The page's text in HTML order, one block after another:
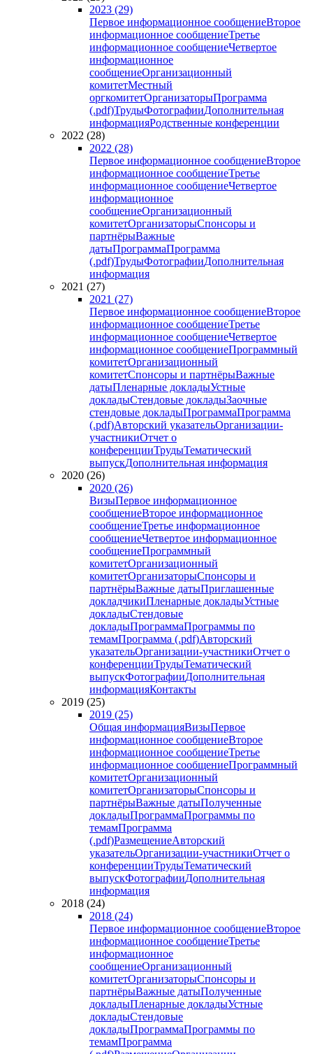
2023 (29)
Первое информационное сообщениеВторое
информационное сообщениеТретье
информационное сообщениеЧетвертое
информационное
сообщениеОрганизационный
комитетМестный
оргкомитетОрганизаторыПрограмма
(.pdf)ТрудыФотографииДополнительная
информацияРодственные конференции
2022 (28)
2022 (28)
Первое информационное сообщениеВторое
информационное сообщениеТретье
информационное сообщениеЧетвертое
информационное
сообщениеОрганизационный
комитетОрганизаторыСпонсоры и
партнёрыВажные
датыПрограммаПрограмма
(.pdf)ТрудыФотографииДополнительная
информация
2021 (27)
2021 (27)
Первое информационное сообщениеВторое
информационное сообщениеТретье
информационное сообщениеЧетвертое
информационное сообщениеПрограммный
комитетОрганизационный
комитетСпонсоры и партнёрыВажные
датыПленарные докладыУстные
докладыСтендовые докладыЗаочные
стендовые докладыПрограммаПрограмма
(.pdf)Авторский указательОрганизации-
участникиОтчет о
конференцииТрудыТематический
выпускДополнительная информация
2020 (26)
2020 (26)
ВизыПервое информационное
сообщениеВторое информационное
сообщениеТретье информационное
сообщениеЧетвертое информационное
сообщениеПрограммный
комитетОрганизационный
комитетОрганизаторыСпонсоры и
партнёрыВажные датыПриглашенные
докладчикиПленарные докладыУстные
докладыСтендовые
докладыПрограммаПрограммы по
темамПрограмма (.pdf)Авторский
указательОрганизации-участникиОтчет о
конференцииТрудыТематический
выпускФотографииДополнительная
информацияКонтакты
2019 (25)
2019 (25)
Общая информацияВизыПервое
информационное сообщениеВторое
информационное сообщениеТретье
информационное сообщениеПрограммный
комитетОрганизационный
комитетОрганизаторыСпонсоры и
партнёрыВажные датыПолученные
докладыПрограммаПрограммы по
темамПрограмма
(.pdf)РазмещениеАвторский
указательОрганизации-участникиОтчет о
конференцииТрудыТематический
выпускФотографииДополнительная
информация
2018 (24)
2018 (24)
Первое информационное сообщениеВторое
информационное сообщениеТретье
информационное
сообщениеОрганизационный
комитетОрганизаторыСпонсоры и
партнёрыВажные датыПолученные
докладыПленарные докладыУстные
докладыСтендовые
докладыПрограммаПрограммы по
темамПрограмма